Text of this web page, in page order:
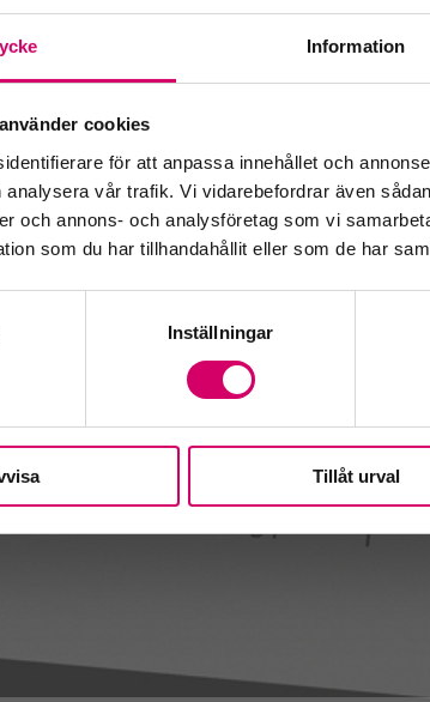
Information
cookies
för att anpassa innehållet och
vår trafik. Vi vidarebefordrar även
och annons- och analysföretag som vi
som du har tillhandahållit eller som de har
Inställningar
Tillåt urval
Certifierad Affärsrådgivare